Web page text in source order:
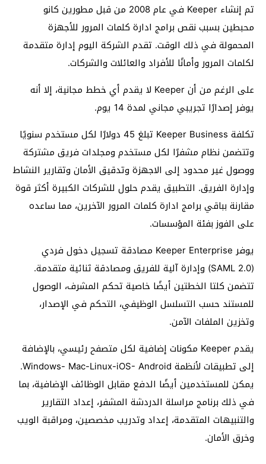
تم إنشاء Keeper في عام 2008 من قبل مطورين كانو
محبطين بسبب نقص برامج ادارة كلمات المرور للأجهزة
المحمولة في ذلك الوقت. تقدم الشركة اليوم إدارة متقدمة
لكلمات المرور وأمانًا للأفراد والعائلات والشركات.
على الرغم من أن Keeper لا يقدم أي خطط مجانية، إلا أنه
يوفر إصدارًا تجريبي مجاني لمدة 14 يوم.
تكلفة Keeper Business تبلغ 45 دولارًا لكل مستخدم سنويًا
وتتضمن نظام مشفرًا لكل مستخدم ومجلدات فريق مشتركة
ووصول غير محدود إلى الاجهزة وتدقيق الأمان وتقارير النشاط
وإدارة الفريق. التطبيق يقدم حلول للشركات الكبيرة أكثر قوة
مقارنة بباقي برامج ادارة كلمات المرور الآخرين، مما ساعده
على الفوز بفئة المؤسسات.
يوفر Keeper Enterprise مصادقة تسجيل دخول فردي
(SAML 2.0) وإدارة آلية للفريق ومصادقة ثنائية متقدمة.
تتضمن كلتا الخطتين أيضًا خاصية تحكم المشرف، الوصول
للمستند حسب التسلسل الوظيفي، التحكم في الإصدار،
وتخزين الملفات الآمن.
يقدم Keeper مكونات إضافية لكل متصفح رئيسي، بالإضافة
إلى تطبيقات لأنظمة Windows- Mac-Linux-iOS- Android.
يمكن للمستخدمين أيضًا الدفع مقابل الوظائف الإضافية، بما
في ذلك برنامج مراسلة الدردشة المشفر، إعداد التقارير
والتنبيهات المتقدمة، إعداد وتدريب مخصصين، ومراقبة الويب
وخرق الأمان.